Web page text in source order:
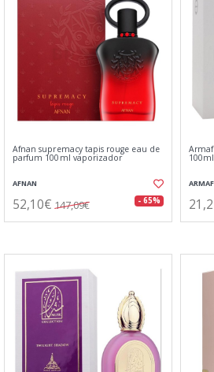
Afnan supremacy tapis rouge eau de
parfum 100ml vaporizador
AFNAN
52,10€ 147,09€ - 65%
100ml
ARMAF